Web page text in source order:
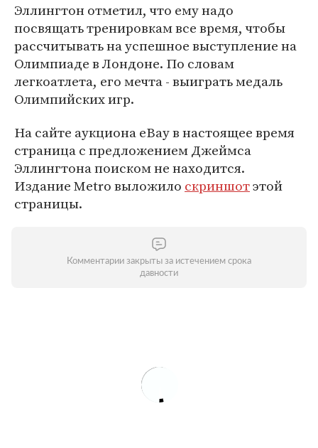
Эллингтон отметил, что ему надо
посвящать тренировкам все время, чтобы
рассчитывать на успешное выступление на
Олимпиаде в Лондоне. По словам
легкоатлета, его мечта - выиграть медаль
Олимпийских игр.
На сайте аукциона eBay в настоящее время
страница с предложением Джеймса
Эллингтона поиском не находится.
Издание Metro выложило скриншотэтой
страницы.
Комментарии закрыты за истечением срока
давности